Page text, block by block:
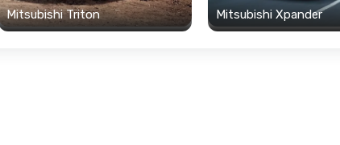
Mitsubishi Triton Mitsubishi Xpander